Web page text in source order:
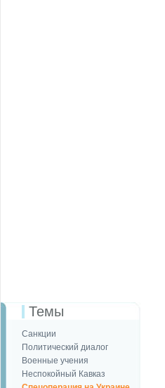
Темы
Санкции
Политический диалог
Военные учения
Неспокойный Кавказ